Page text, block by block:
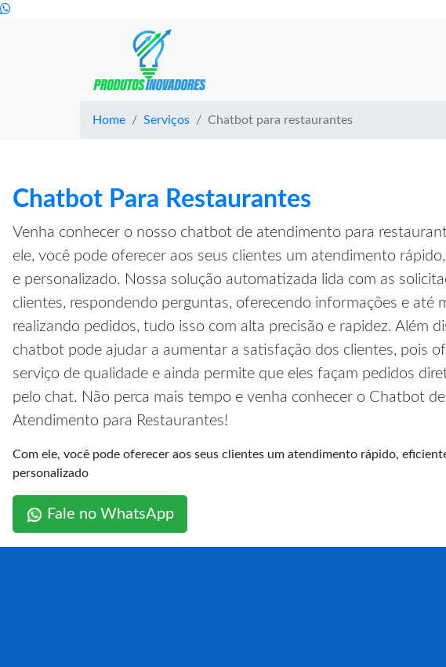
Home Serviços Chatbot para restaurantes
Chatbot Para Restaurantes
Venha conhecer o nosso chatbot de atendimento para
ele, você pode oferecer aos seus clientes um atendimento
e personalizado. Nossa solução automatizada lida com as
clientes, respondendo perguntas, oferecendo informações e até
realizando pedidos, tudo isso com alta precisão e rapidez. Além
chatbot pode ajudar a aumentar a satisfação dos clientes, pois
serviço de qualidade e ainda permite que eles façam pedidos
pelo chat. Não perca mais tempo e venha conhecer o Chatbot de
Atendimento para Restaurantes!
Com ele, você pode oferecer aos seus clientes um atendimento rápido,
personalizado
Fale no WhatsApp